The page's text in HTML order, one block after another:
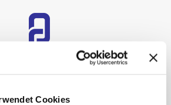
Cookies